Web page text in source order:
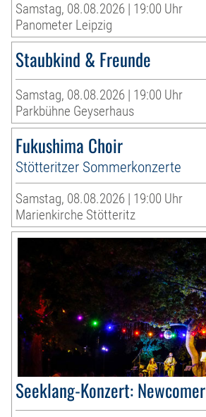
Samstag, 08.08.2026 | 19:00 Uhr
Panometer Leipzig
Staubkind & Freunde
Samstag, 08.08.2026 | 19:00 Uhr
Parkbühne Geyserhaus
Fukushima Choir
Stötteritzer Sommerkonzerte
Samstag, 08.08.2026 | 19:00 Uhr
Marienkirche Stötteritz
Seeklang-Konzert: Newcomer